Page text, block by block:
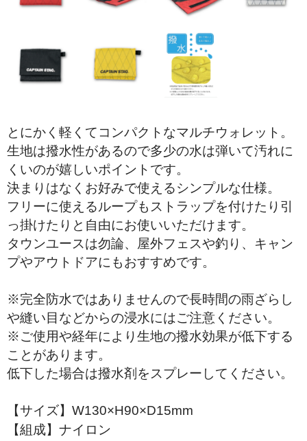
財布・革小物
ベルト
スタッフブログ
とにかく軽くてコンパクトなマルチウォレット。
生地は撥水性があるので多少の水は弾いて汚れに
くいのが嬉しいポイントです。
決まりはなくお好みで使えるシンプルな仕様。
フリーに使えるループもストラップを付けたり引
っ掛けたりと自由にお使いいただけます。
タウンユースは勿論、屋外フェスや釣り、キャン
プやアウトドアにもおすすめです。
※完全防水ではありませんので長時間の雨ざらし
や縫い目などからの浸水にはご注意ください。
※ご使用や経年により生地の撥水効果が低下する
ことがあります。
低下した場合は撥水剤をスプレーしてください。
【サイズ】W130×H90×D15mm
【組成】ナイロン